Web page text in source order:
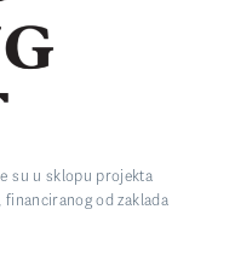
su u sklopu projekta
financiranog od zaklada